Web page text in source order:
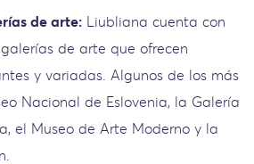
de arte: Liubliana cuenta con
de arte que ofrecen
y variadas. Algunos de los más
Nacional de Eslovenia, la Galería
el Museo de Arte Moderno y la